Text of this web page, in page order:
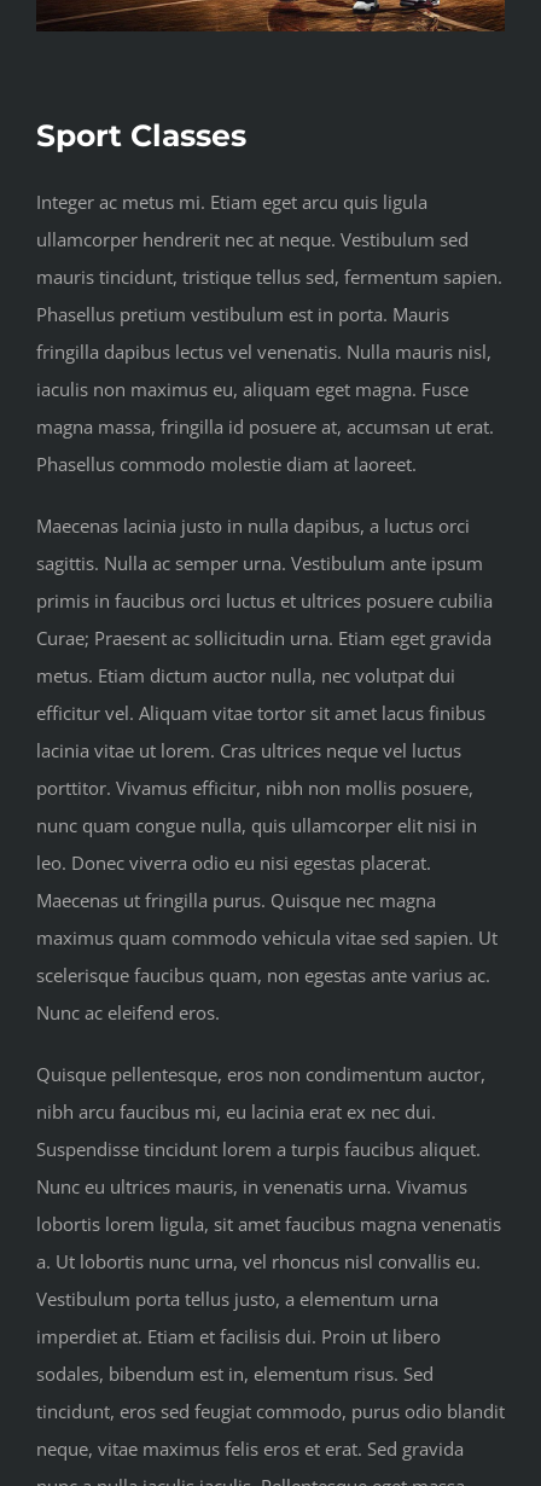
Sport Classes
Integer ac metus mi. Etiam eget arcu quis ligula
ullamcorper hendrerit nec at neque. Vestibulum sed
mauris tincidunt, tristique tellus sed, fermentum sapien.
Phasellus pretium vestibulum est in porta. Mauris
fringilla dapibus lectus vel venenatis. Nulla mauris nisl,
iaculis non maximus eu, aliquam eget magna. Fusce
magna massa, fringilla id posuere at, accumsan ut erat.
Phasellus commodo molestie diam at laoreet.
Maecenas lacinia justo in nulla dapibus, a luctus orci
sagittis. Nulla ac semper urna. Vestibulum ante ipsum
primis in faucibus orci luctus et ultrices posuere cubilia
Curae; Praesent ac sollicitudin urna. Etiam eget gravida
metus. Etiam dictum auctor nulla, nec volutpat dui
efficitur vel. Aliquam vitae tortor sit amet lacus finibus
lacinia vitae ut lorem. Cras ultrices neque vel luctus
porttitor. Vivamus efficitur, nibh non mollis posuere,
nunc quam congue nulla, quis ullamcorper elit nisi in
leo. Donec viverra odio eu nisi egestas placerat.
Maecenas ut fringilla purus. Quisque nec magna
maximus quam commodo vehicula vitae sed sapien. Ut
scelerisque faucibus quam, non egestas ante varius ac.
Nunc ac eleifend eros.
Quisque pellentesque, eros non condimentum auctor,
nibh arcu faucibus mi, eu lacinia erat ex nec dui.
Suspendisse tincidunt lorem a turpis faucibus aliquet.
Nunc eu ultrices mauris, in venenatis urna. Vivamus
lobortis lorem ligula, sit amet faucibus magna venenatis
a. Ut lobortis nunc urna, vel rhoncus nisl convallis eu.
Vestibulum porta tellus justo, a elementum urna
imperdiet at. Etiam et facilisis dui. Proin ut libero
sodales, bibendum est in, elementum risus. Sed
tincidunt, eros sed feugiat commodo, purus odio blandit
neque, vitae maximus felis eros et erat. Sed gravida